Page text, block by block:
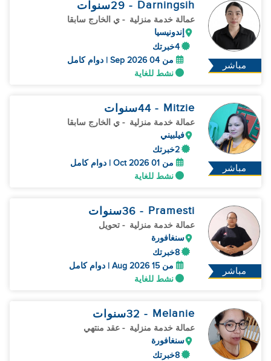
مباشر
Darningsih
- 29 سنوات
عمالة خدمة منزلية - ي الخارج سابقا
إندونيسيا
4خبرتك
من 04 Sep 2026 | دوام كامل
نشط للغاية
مباشر
Mitzie
- 44 سنوات
عمالة خدمة منزلية - ي الخارج سابقا
فيلبيني
2خبرتك
من 01 Oct 2026 | دوام كامل
نشط للغاية
مباشر
Pramesti
- 36 سنوات
عمالة خدمة منزلية - تحويل
سنغافورة
8خبرتك
من 15 Aug 2026 | دوام كامل
نشط للغاية
Melanie
- 32 سنوات
عمالة خدمة منزلية - عقد منتهي
سنغافورة
8خبرتك